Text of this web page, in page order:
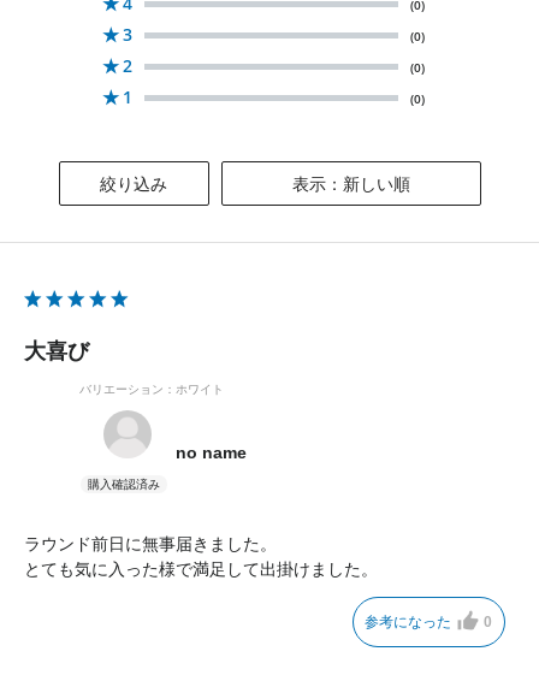
(0)
★3 (0)
★2 (0)
★ 1 (0)
絞り込み 表示：新しい順
大喜び
バリエーション：ホワイト
no name
ラウンド前日に無事届きました。
とても気に入った様で満足して出掛けました。
参考になった 0